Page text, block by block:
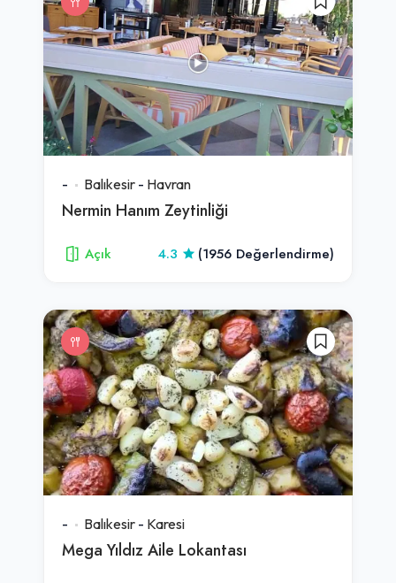
- Balıkesir - Havran
Nermin Hanım Zeytinliği
Açık 4.3 (1956 Değerlendirme)
- Balıkesir - Karesi
Mega Yıldız Aile Lokantası